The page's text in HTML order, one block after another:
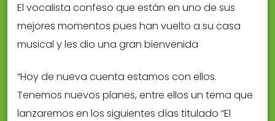
El vocalista confeso que están en uno de sus
mejores momentos pues han vuelto a su casa
musical y les dio una gran bienvenida
“Hoy de nueva cuenta estamos con ellos.
Tenemos nuevos planes, entre ellos un tema que
lanzaremos en los siguientes días titulado “El